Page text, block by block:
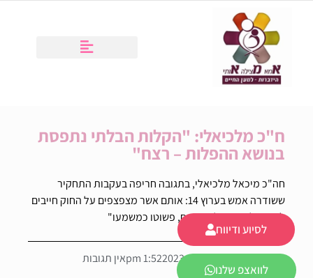
לסיוע ודיווח
לוואצפ שלנו
ח"כ מלכיאלי: "הקלות הבלתי נתפסת
בנושא ההפלות – רצח"
חה"כ מיכאל מלכיאלי, בתגובה חריפה בעקבות התחקיר
ששודרה אמש בערוץ 14: אותם אשר מצפצפים על החוק חייבים
לעמוד לדין! הפלה = רצח, פשוטו כמשמעו"
מחלקת אמ"אמרץ 12, 2023 1:52 pm אין תגובות